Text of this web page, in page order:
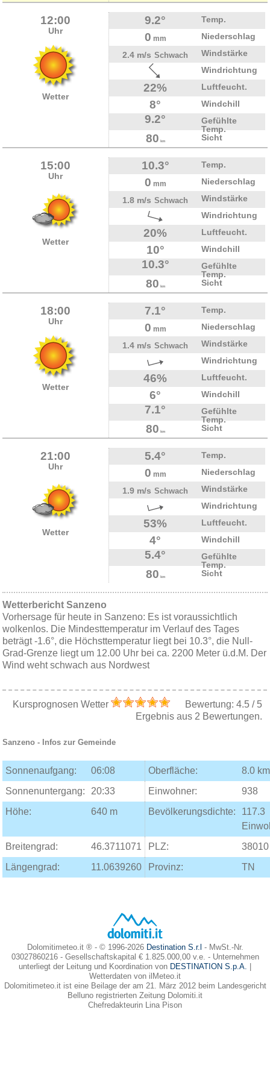
12:00
Uhr
Wetter
9.2° Temp.
0 mm
Niederschlag
2.4 m/s Schwach
Windstärke
Windrichtung
22% Luftfeucht.
8° Windchill
9.2°
Gefühlte
Temp.
80 km Sicht
15:00
Uhr
Wetter
10.3° Temp.
0 mm
Niederschlag
1.8 m/s Schwach
Windstärke
Windrichtung
20% Luftfeucht.
10° Windchill
10.3°
Gefühlte
Temp.
80 km Sicht
18:00
Uhr
Wetter
7.1° Temp.
0 mm
Niederschlag
1.4 m/s Schwach
Windstärke
Windrichtung
46% Luftfeucht.
6° Windchill
7.1°
Gefühlte
Temp.
80 km Sicht
21:00
Uhr
Wetter
5.4° Temp.
0 mm
Niederschlag
1.9 m/s Schwach
Windstärke
Windrichtung
53% Luftfeucht.
4° Windchill
5.4°
Gefühlte
Temp.
80 km Sicht
Wetterbericht Sanzeno
Vorhersage für heute in Sanzeno: Es ist voraussichtlich
wolkenlos. Die Mindesttemperatur im Verlauf des Tages
beträgt -1.6°, die Höchsttemperatur liegt bei 10.3°, die Null-
Grad-Grenze liegt um 12.00 Uhr bei ca. 2200 Meter ü.d.M. Der
Wind weht schwach aus Nordwest
Kursprognosen Wetter Bewertung: 4.5/ 5
Ergebnis aus 2 Bewertungen.
Sanzeno - Infos zur Gemeinde
Sonnenaufgang: 06:08 Oberfläche:
8.0
Sonnenuntergang:
20:33 Einwohner:
938
Höhe:
640 m Bevölkerungsdichte:
117.3
Breitengrad:
46.3711071 PLZ:
38010
Längengrad:
11.0639260 Provinz: TN
Dolomitimeteo.it ® - © 1996-2026 Destination S.r.l - MwSt.-Nr.
03027860216 - Gesellschaftskapital € 1.825.000,00 v.e. - Unternehmen
unterliegt der Leitung und Koordination von DESTINATION S.p.A.
Wetterdaten von ilMeteo.it
Dolomitimeteo.it ist eine Beilage der am 21. März 2012 beim Landesgericht
Belluno registrierten Zeitung Dolomiti.it
Chefredakteurin Lina Pison